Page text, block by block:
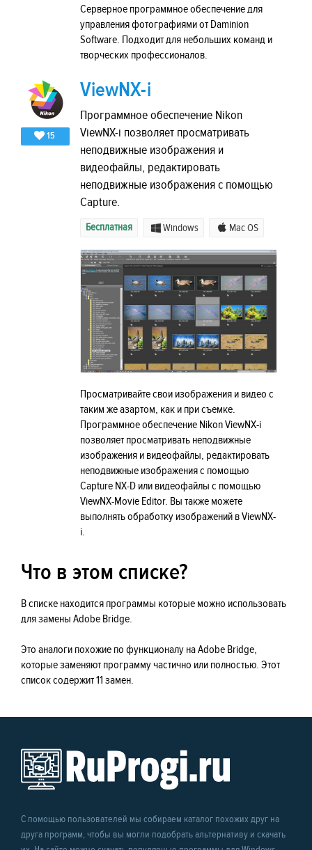
Серверное программное обеспечение для
управления фотографиями от Daminion
Software. Подходит для небольших команд и
творческих профессионалов.
15
ViewNX-i
Программное обеспечение Nikon
ViewNX-i позволяет просматривать
неподвижные изображения и
видеофайлы, редактировать
неподвижные изображения с помощью
Capture.
Бесплатная Windows Mac OS
Просматривайте свои изображения и видео с
таким же азартом, как и при съемке.
Программное обеспечение Nikon ViewNX-i
позволяет просматривать неподвижные
изображения и видеофайлы, редактировать
неподвижные изображения с помощью
Capture NX-D или видеофайлы с помощью
ViewNX-Movie Editor. Вы также можете
выполнять обработку изображений в ViewNX-
i.
Что в этом списке?
В списке находится программы которые можно использовать
для замены Adobe Bridge.
Это аналоги похожие по функционалу на Adobe Bridge,
которые заменяют программу частично или полностью. Этот
список содержит 11 замен.
С помощью пользователей мы собираем каталог похожих друг на
друга программ, чтобы вы могли подобрать альтернативу и скачать